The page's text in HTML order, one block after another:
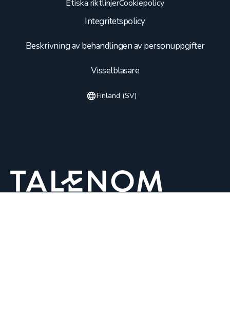
Etiska riktlinjerCookiepolicy
Integritetspolicy
Beskrivning av behandlingen av personuppgifter
Visselblasare
Finland (SV)